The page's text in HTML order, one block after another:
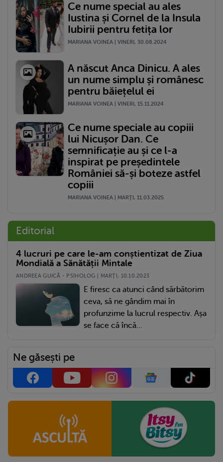
Ce nume special au ales
Iustina și Cornel de la Insula
Iubirii pentru fetița lor
MARIANA VOINEA | VINERI, 30.08.2024
A născut Anca Dinicu. A ales
un nume simplu și românesc
pentru băiețelul ei
MARIANA VOINEA | VINERI, 15.11.2024
Ce nume speciale au copiii
lui Nicușor Dan. Ce
semnificație au și ce l-a
inspirat pe președintele
României să-și boteze astfel
copiii
MARIANA VOINEA | MARŢI, 11.03.2025
Editorial
4 lucruri pe care le-am conștientizat de Ziua
Mondială a Sănătății Mintale
ANDREEA GUICĂ - PSIHOLOG | MARŢI, 10.10.2023
E firesc ca atunci când sărbătorim
ceva, să ne gândim mai în
profunzime la lucrul respectiv. Așa
se face că încă...
Ne găsești pe